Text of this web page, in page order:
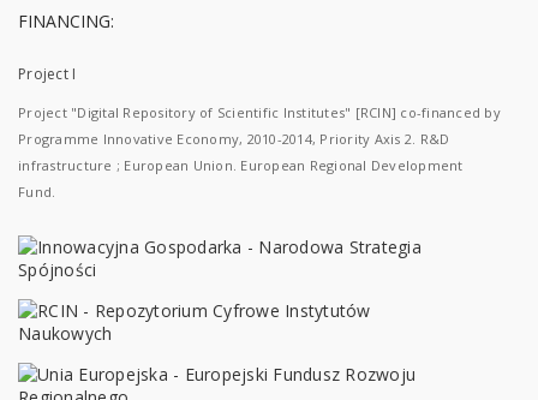
FINANCING:
Project I
Project "Digital Repository of Scientific Institutes" [RCIN] co-financed by
Programme Innovative Economy, 2010-2014, Priority Axis 2. R&D
infrastructure ; European Union. European Regional Development
Fund.